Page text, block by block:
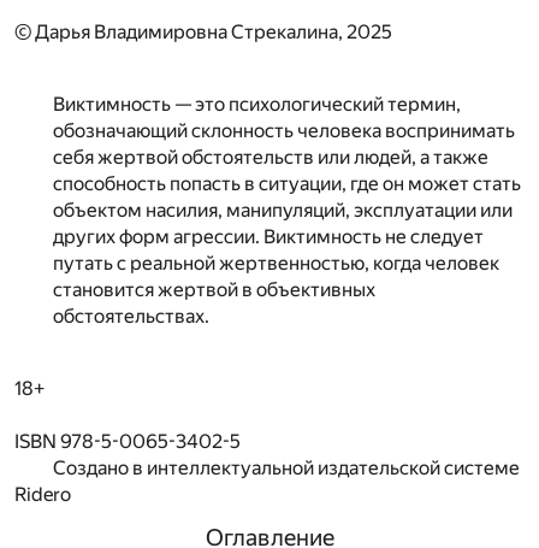
© Дарья Владимировна Стрекалина, 2025
Виктимность — это психологический термин,
обозначающий склонность человека воспринимать
себя жертвой обстоятельств или людей, а также
способность попасть в ситуации, где он может стать
объектом насилия, манипуляций, эксплуатации или
других форм агрессии. Виктимность не следует
путать с реальной жертвенностью, когда человек
становится жертвой в объективных
обстоятельствах.
18+
ISBN 978-5-0065-3402-5
Создано в интеллектуальной издательской системе
Ridero
Оглавление